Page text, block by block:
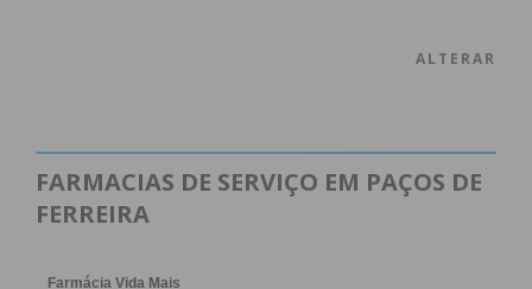
ALTERAR
FARMACIAS DE SERVIÇO EM PAÇOS DE
FERREIRA